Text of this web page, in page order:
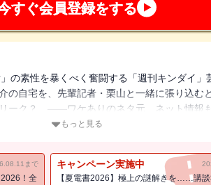
すぐ会員登録をする
の素性を暴くべく奮闘する「週刊キンダイ」
の自宅を、先輩記者・栗山と一緒に張り込
ーク？ ――ワケありのネタ元、ネット情報
た鮮烈ミステリー！
もっと見る
まで
2026！全
キャンペーン実施中
【夏電書2026】極上の謎解きを……講